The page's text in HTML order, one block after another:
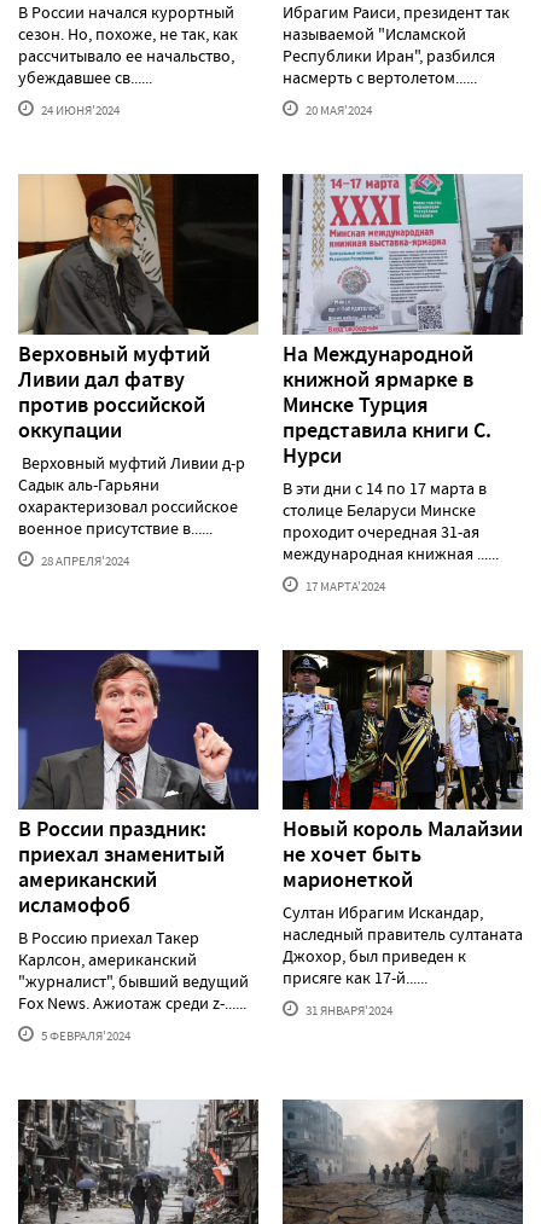
В России начался курортный
сезон. Но, похоже, не так, как
рассчитывало ее начальство,
убеждавшее св......
24 ИЮНЯ'2024
Ибрагим Раиси, президент так
называемой "Исламской
Республики Иран", разбился
насмерть с вертолетом......
20 МАЯ'2024
Верховный муфтий
Ливии дал фатву
против российской
оккупации
Верховный муфтий Ливии д-р
Садык аль-Гарьяни
охарактеризовал российское
военное присутствие в......
28 АПРЕЛЯ'2024
На Международной
книжной ярмарке в
Минске Турция
представила книги С.
Нурси
В эти дни с 14 по 17 марта в
столице Беларуси Минске
проходит очередная 31-ая
международная книжная ......
17 МАРТА'2024
В России праздник:
приехал знаменитый
американский
исламофоб
В Россию приехал Такер
Карлсон, американский
"журналист", бывший ведущий
Fox News. Ажиотаж среди z-......
5 ФЕВРАЛЯ'2024
Новый король Малайзии
не хочет быть
марионеткой
Султан Ибрагим Искандар,
наследный правитель султаната
Джохор, был приведен к
присяге как 17-й......
31 ЯНВАРЯ'2024